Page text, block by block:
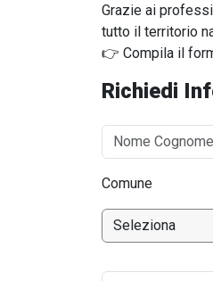
Grazie ai
tutto il territorio
👉 Compila il
Richiedi
Comune